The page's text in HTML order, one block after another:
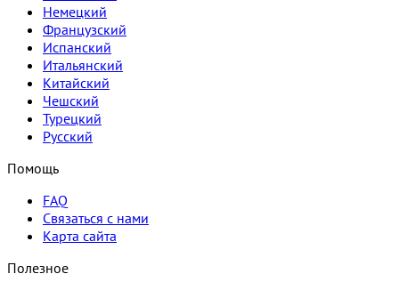
Немецкий
Французский
Испанский
Итальянский
Китайский
Чешский
Турецкий
Русский
Помощь
FAQ
Связаться с нами
Карта сайта
Полезное